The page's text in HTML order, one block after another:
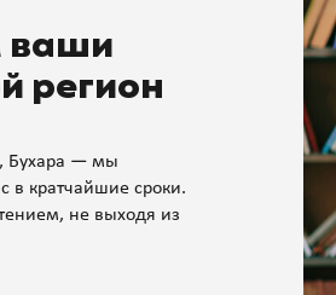
ваши
регион
Бухара — мы
в кратчайшие сроки.
не выходя из